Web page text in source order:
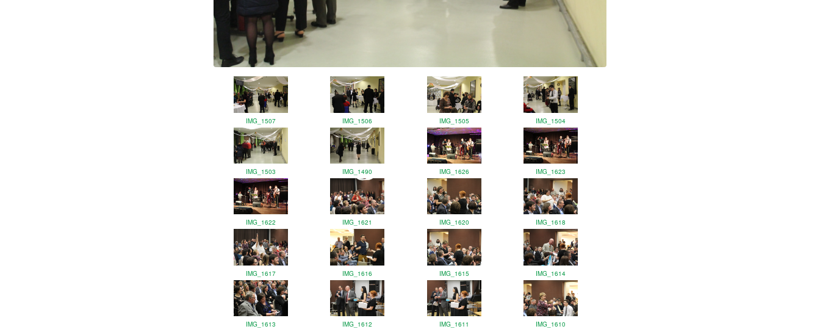
IMG_1507 IMG_1506 IMG_1505 IMG_1504
IMG_1503 IMG_1490 IMG_1626 IMG_1623
IMG_1622 IMG_1621 IMG_1620 IMG_1618
IMG_1617 IMG_1616 IMG_1615 IMG_1614
IMG_1613 IMG_1612 IMG_1611 IMG_1610